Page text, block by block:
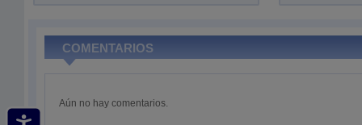
COMENTARIOS
Aún no hay comentarios.